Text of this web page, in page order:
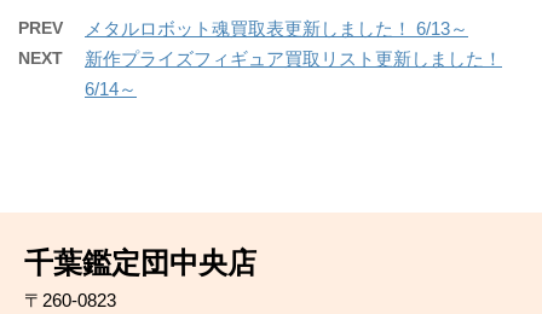
PREV メタルロボット魂買取表更新しました！ 6/13～
NEXT
新作プライズフィギュア買取リスト更新しました！
6/14～
千葉鑑定団中央店
〒260-0823